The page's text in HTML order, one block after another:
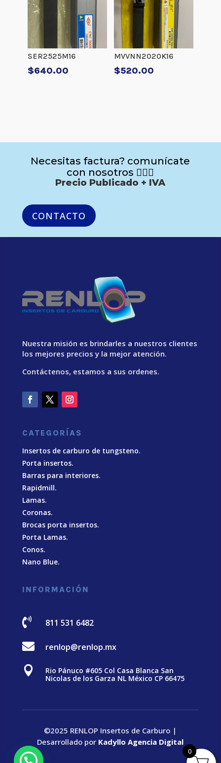
SER2525M16
$640.00
MVVNN2020K16
$520.00
Necesitas factura? comunícate
con nosotros 🙋🏻‍♂️
Precio Publicado + IVA
CONTACTO
Nuestra misión es brindarles a nuestros clientes
los mejores precios y la mejor atención.
Contáctenos, estamos a sus ordenes.
CATEGORÍAS
Insertos de carburo de tungsteno.
Porta insertos.
Barras para interiores.
Rapidmill.
Lamas.
Coronas.
Brocas porta insertos.
Porta Lamas.
Conos.
Nano Blue.
INFORMACIÓN
 811 531 6482
 renlop@renlop.mx

Rio Pánuco #605 Col Casa Blanca San
Nicolas de los Garza NL México CP 66475
©2025 RENLOP Insertos de Carburo |
Desarrollado por Kadyllo Agencia Digital
0